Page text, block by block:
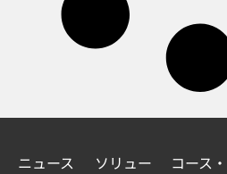
ニュース
ソリュー
コース・